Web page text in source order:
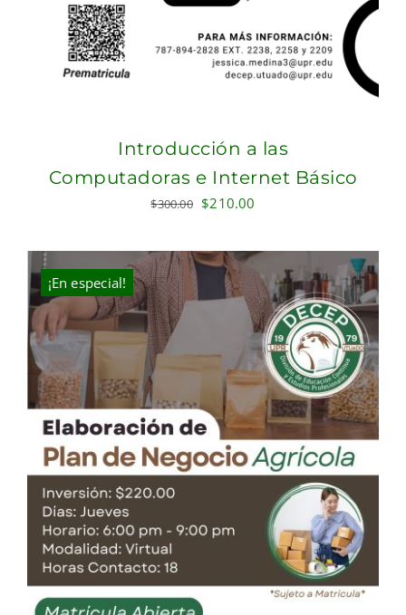
Introducción a las
Computadoras e Internet Básico
$300.00 Original
was:
$300.00.
$210.00
is:
$210.00.
¡En especial!